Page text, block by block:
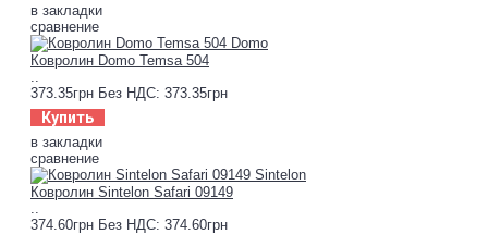
в закладки
сравнение
Ковролин Domo Temsa 504
373.35грн Без НДС: 373.35грн
Купить
в закладки
сравнение
Ковролин Sintelon Safari 09149
374.60грн Без НДС: 374.60грн